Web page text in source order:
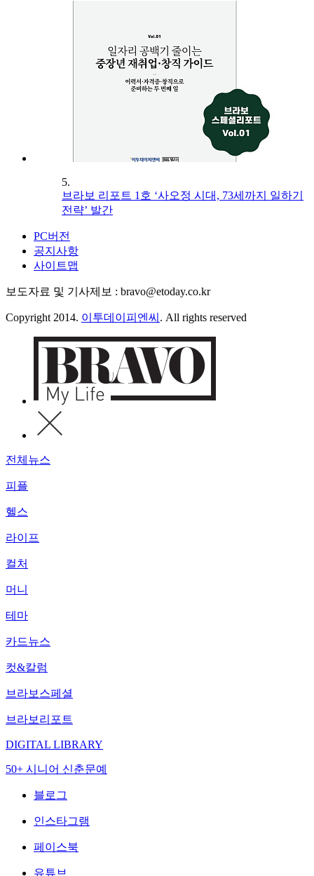
5.
브라보 리포트 1호 ‘사오정 시대, 73세까지 일하기
전략’ 발간
PC버전
공지사항
사이트맵
보도자료 및 기사제보 : bravo@etoday.co.kr
Copyright 2014. 이투데이피엔씨 . All rights reserved
전체뉴스
피플
헬스
라이프
컬처
머니
테마
카드뉴스
컷&칼럼
브라보스페셜
브라보리포트
DIGITAL LIBRARY
50+ 시니어 신춘문예
블로그
인스타그램
페이스북
유튜브